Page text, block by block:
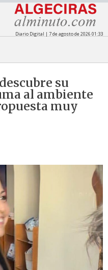
Diario Digital | 7 de agosto de 2026 01:33
su
al ambiente
muy